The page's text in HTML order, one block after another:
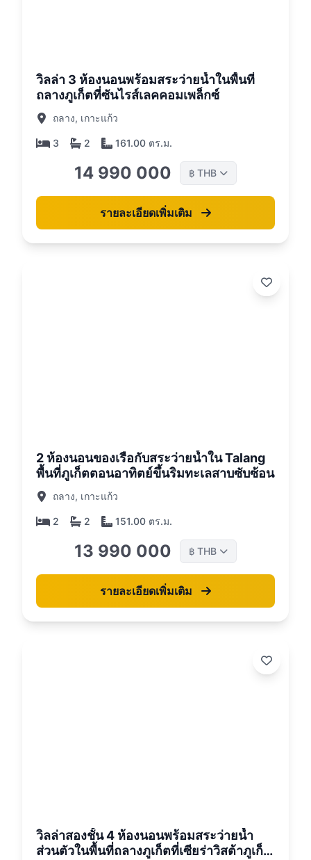
วิลล่า 3 ห้องนอนพร้อมสระว่ายน้ำในพื้นที่
ถลางภูเก็ตที่ซันไรส์เลคคอมเพล็กซ์
ถลาง, เกาะแก้ว
3 2 161.00 ตร.ม.
14 990 000 ฿ THB
รายละเอียดเพิ่มเติม
2 ห้องนอนของเรือกับสระว่ายน้ำใน Talang
พื้นที่ภูเก็ตตอนอาทิตย์ขึ้นริมทะเลสาบซับซ้อน
ถลาง, เกาะแก้ว
2 2 151.00 ตร.ม.
13 990 000 ฿ THB
รายละเอียดเพิ่มเติม
วิลล่าสองชั้น 4 ห้องนอนพร้อมสระว่ายน้ำ
ส่วนตัวในพื้นที่ถลางภูเก็ตที่เซียร่าวิสต้าภูเก็ต